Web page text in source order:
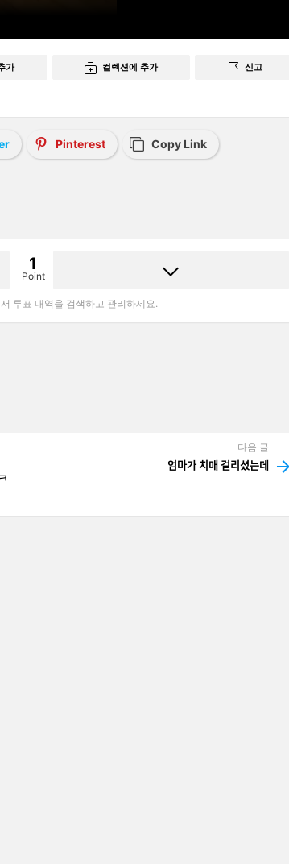
가 컬렉션에 추가 신고
Pinterest Copy Link
1
Point
투표 내역을 검색하고 관리하세요.
다음 글
엄마가 치매 걸리셨는데